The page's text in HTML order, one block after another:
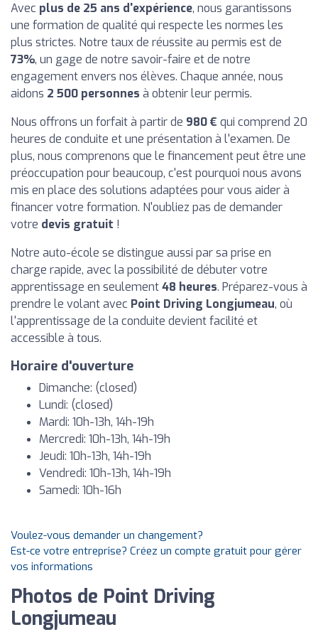
Avec plus de 25 ans d'expérience, nous garantissons
une formation de qualité qui respecte les normes les
plus strictes. Notre taux de réussite au permis est de
73%, un gage de notre savoir-faire et de notre
engagement envers nos élèves. Chaque année, nous
aidons 2 500 personnes à obtenir leur permis.
Nous offrons un forfait à partir de 980 € qui comprend 20
heures de conduite et une présentation à l'examen. De
plus, nous comprenons que le financement peut être une
préoccupation pour beaucoup, c'est pourquoi nous avons
mis en place des solutions adaptées pour vous aider à
financer votre formation. N'oubliez pas de demander
votre devis gratuit !
Notre auto-école se distingue aussi par sa prise en
charge rapide, avec la possibilité de débuter votre
apprentissage en seulement48 heures. Préparez-vous à
prendre le volant avec Point Driving Longjumeau, où
l'apprentissage de la conduite devient facilité et
accessible à tous.
Horaire d'ouverture
Dimanche: (closed)
Lundi: (closed)
Mardi: 10h-13h, 14h-19h
Mercredi: 10h-13h, 14h-19h
Jeudi: 10h-13h, 14h-19h
Vendredi: 10h-13h, 14h-19h
Samedi: 10h-16h
Voulez-vous demander un changement?
Est-ce votre entreprise? Créez un compte gratuit pour gérer
vos informations
Photos de Point Driving
Longjumeau